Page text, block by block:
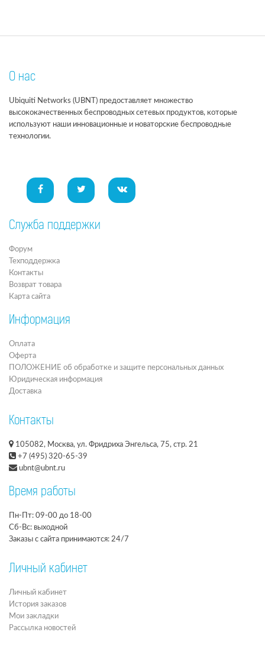
О нас
Ubiquiti Networks (UBNT) предоставляет множество
высококачественных беспроводных сетевых продуктов, которые
используют наши инновационные и новаторские беспроводные
технологии.
Служба поддержки
Форум
Техподдержка
Контакты
Возврат товара
Карта сайта
Информация
Оплата
Оферта
ПОЛОЖЕНИЕ об обработке и защите персональных данных
Юридическая информация
Доставка
Контакты
105082, Москва, ул. Фридриха Энгельса, 75, стр. 21
+7 (495) 320-65-39
ubnt@ubnt.ru
Время работы
Пн-Пт: 09-00 до 18-00
Сб-Вс: выходной
Заказы с сайта принимаются: 24/7
Личный кабинет
Личный кабинет
История заказов
Мои закладки
Рассылка новостей